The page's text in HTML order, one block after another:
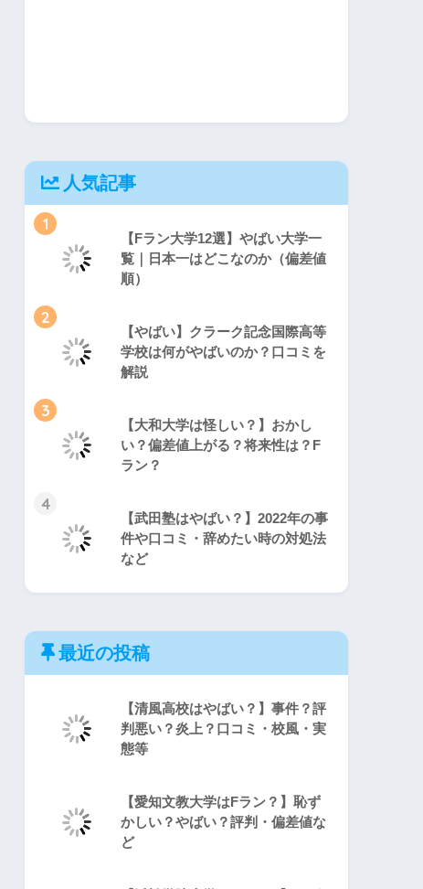
人気記事
1
【Fラン大学12選】やばい大学一
覧｜日本一はどこなのか（偏差値
順）
2
【やばい】クラーク記念国際高等
学校は何がやばいのか？口コミを
解説
3
【大和大学は怪しい？】おかし
い？偏差値上がる？将来性は？F
ラン？
4
【武田塾はやばい？】2022年の事
件や口コミ・辞めたい時の対処法
など
最近の投稿
【清風高校はやばい？】事件？評
判悪い？炎上？口コミ・校風・実
態等
【愛知文教大学はFラン？】恥ず
かしい？やばい？評判・偏差値な
ど